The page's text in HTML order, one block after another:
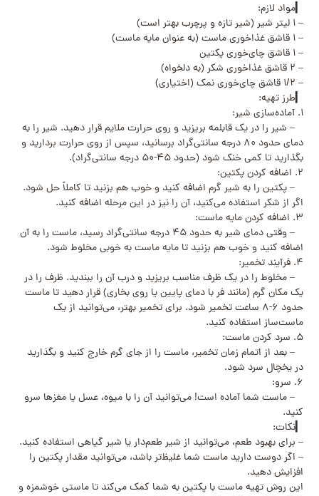
▎مواد لازم:
– ۱ لیتر شیر (شیر تازه و پرچرب بهتر است)
– ۱ قاشق غذاخوری ماست (به عنوان مایه ماست)
– ۱ قاشق چای‌خوری پکتین
– ۲ قاشق غذاخوری شکر (به دلخواه)
– ۱/۲ قاشق چای‌خوری نمک (اختیاری)
▎طرز تهیه:
۱. آماده‌سازی شیر:
– شیر را در یک قابلمه بریزید و روی حرارت ملایم قرار دهید. شیر را به
دمای حدود ۸۰ درجه سانتی‌گراد برسانید، سپس از روی حرارت بردارید و
بگذارید تا کمی خنک شود (حدود ۴۵-۵۰ درجه سانتی‌گراد).
۲. اضافه کردن پکتین:
– پکتین را به شیر گرم اضافه کنید و خوب هم بزنید تا کاملاً حل شود.
اگر از شکر استفاده می‌کنید، آن را نیز در این مرحله اضافه کنید.
۳. اضافه کردن مایه ماست:
– وقتی دمای شیر به حدود ۴۵ درجه سانتی‌گراد رسید، ماست را به آن
اضافه کنید و خوب هم بزنید تا مایه ماست به خوبی مخلوط شود.
۴. فرآیند تخمیر:
– مخلوط را در یک ظرف مناسب بریزید و درب آن را ببندید. ظرف را در
یک مکان گرم (مانند فر با دمای پایین یا روی بخاری) قرار دهید تا ماست
حدود ۶-۸ ساعت تخمیر شود. برای تخمیر بهتر، می‌توانید از یک
ماست‌ساز استفاده کنید.
۵. سرد کردن ماست:
– بعد از اتمام زمان تخمیر، ماست را از جای گرم خارج کنید و بگذارید
در یخچال سرد شود.
۶. سرو:
– ماست شما آماده است! می‌توانید آن را با میوه، عسل یا مغزها سرو
کنید.
▎نکات:
– برای بهبود طعم، می‌توانید از شیر طعم‌دار یا شیر گیاهی استفاده کنید.
– اگر دوست دارید ماست شما غلیظ‌تر باشد، می‌توانید مقدار پکتین را
افزایش دهید.
این روش تهیه ماست با پکتین به شما کمک می‌کند تا ماستی خوشمزه و